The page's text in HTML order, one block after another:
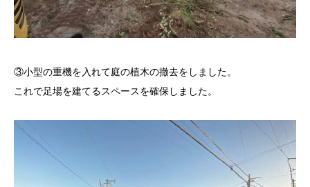
③小型の重機を入れて庭の植木の撤去をしました。
これで足場を建てるスペースを確保しました。